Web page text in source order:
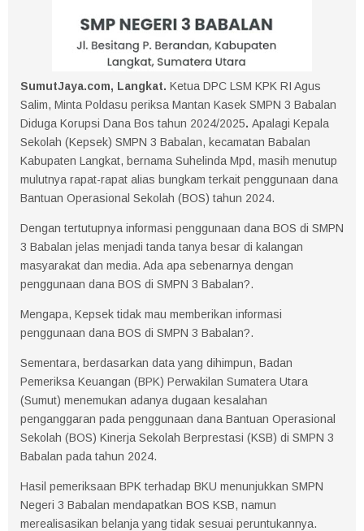
SumutJaya.com, Langkat. Ketua DPC LSM KPK RI Agus
Salim, Minta Poldasu periksa Mantan Kasek SMPN 3 Babalan
Diduga Korupsi Dana Bos tahun 2024/2025. Apalagi Kepala
Sekolah (Kepsek) SMPN 3 Babalan, kecamatan Babalan
Kabupaten Langkat, bernama Suhelinda Mpd, masih menutup
mulutnya rapat-rapat alias bungkam terkait penggunaan dana
Bantuan Operasional Sekolah (BOS) tahun 2024.
Dengan tertutupnya informasi penggunaan dana BOS di SMPN
3 Babalan jelas menjadi tanda tanya besar di kalangan
masyarakat dan media. Ada apa sebenarnya dengan
penggunaan dana BOS di SMPN 3 Babalan?.
Mengapa, Kepsek tidak mau memberikan informasi
penggunaan dana BOS di SMPN 3 Babalan?.
Sementara, berdasarkan data yang dihimpun, Badan
Pemeriksa Keuangan (BPK) Perwakilan Sumatera Utara
(Sumut) menemukan adanya dugaan kesalahan
penganggaran pada penggunaan dana Bantuan Operasional
Sekolah (BOS) Kinerja Sekolah Berprestasi (KSB) di SMPN 3
Babalan pada tahun 2024.
Hasil pemeriksaan BPK terhadap BKU menunjukkan SMPN
Negeri 3 Babalan mendapatkan BOS KSB, namun
merealisasikan belanja yang tidak sesuai peruntukannya.